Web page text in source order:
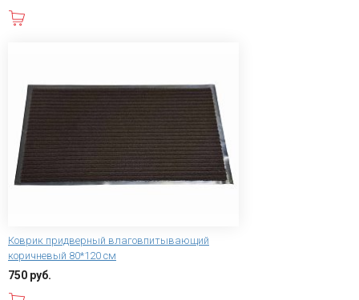
Коврик придверный влаговпитывающий
коричневый 80*120 см
750 руб.